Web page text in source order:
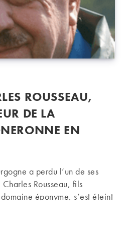
ROUSSEAU,
DE LA
EN
a perdu l’un de ses
Rousseau, fils
éponyme, s’est éteint
Charles Rousseau, fidèle défenseur de